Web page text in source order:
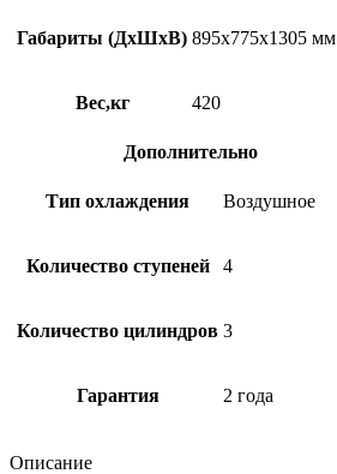
Габариты (ДхШхВ) 895х775х1305 мм
Вес,кг 420
Дополнительно
Тип охлаждения Воздушное
Количество ступеней 4
Количество цилиндров 3
Гарантия 2 года
Описание